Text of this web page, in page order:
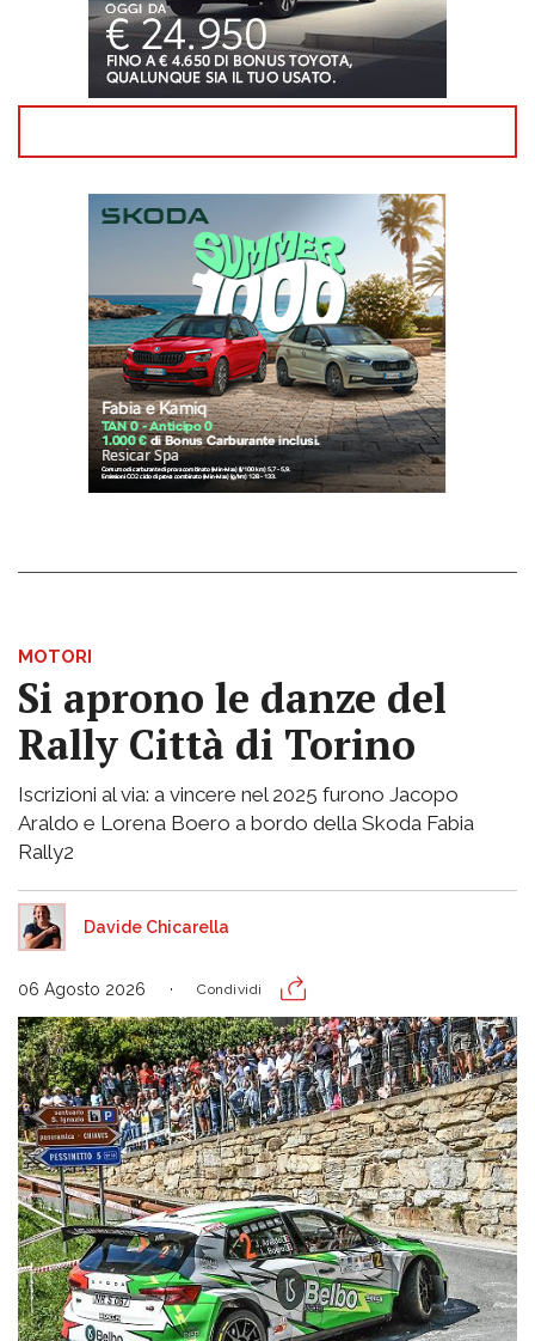
MOTORI
Si aprono le danze del
Rally Città di Torino
Iscrizioni al via: a vincere nel 2025 furono Jacopo
Araldo e Lorena Boero a bordo della Skoda Fabia
Rally2
Davide Chicarella
06 Agosto 2026 Condividi